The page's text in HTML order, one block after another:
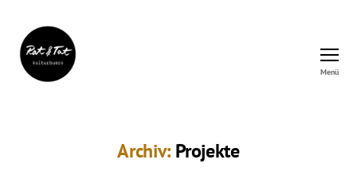
Menü
Archiv: Projekte